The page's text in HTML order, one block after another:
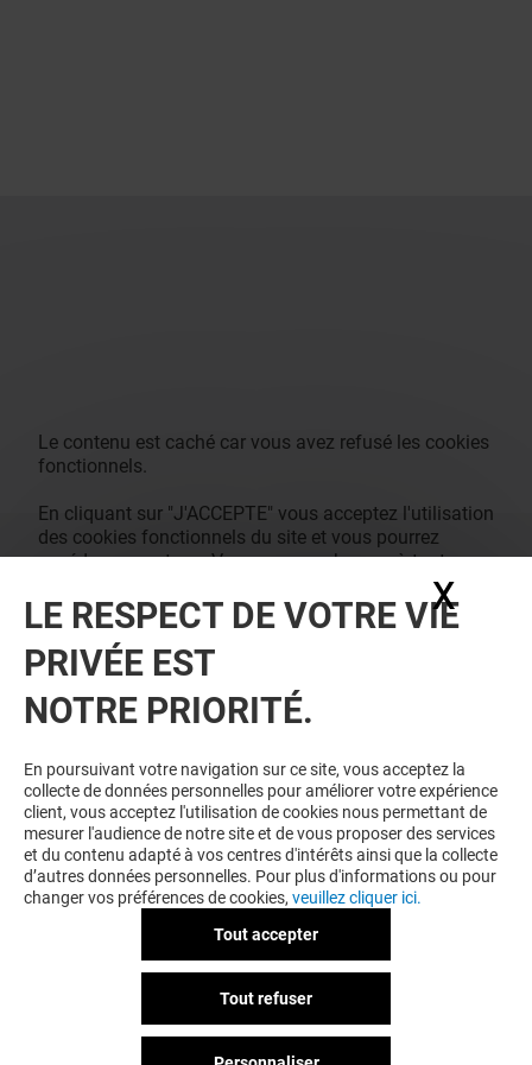
Le contenu est caché car vous avez refusé les cookies
fonctionnels.
En cliquant sur "J'ACCEPTE" vous acceptez l'utilisation
des cookies fonctionnels du site et vous pourrez
accéder au contenu. Vous pouvez changer à tout
moment vos consentements des cookies dans notre
page de management des cookies.
LE RESPECT DE VOTRE VIE
PRIVÉE EST
NOTRE PRIORITÉ.
En poursuivant votre navigation sur ce site, vous acceptez la
collecte de données personnelles pour améliorer votre expérience
client, vous acceptez l'utilisation de cookies nous permettant de
mesurer l'audience de notre site et de vous proposer des services
et du contenu adapté à vos centres d'intérêts ainsi que la collecte
d’autres données personnelles. Pour plus d'informations ou pour
changer vos préférences de cookies, veuillez cliquer ici.
Tout accepter
Tout refuser
X